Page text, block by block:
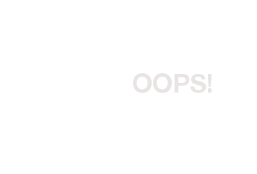
OOPS!